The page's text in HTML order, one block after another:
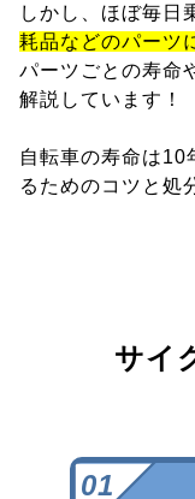
しかし、ほぼ毎日
耗品などのパーツ
パーツごとの寿命
解説しています！
自転車の寿命は10
るためのコツと処
サイ